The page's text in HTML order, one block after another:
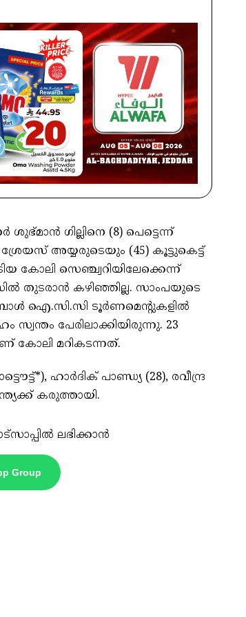
ഗില്ലിനെ (8) പെട്ടെന്ന്
അയ്യരുടെയും (45) കൂട്ടുകെട്ട്
കോലി സെഞ്ച്വറിയിലേക്കെന്ന്
തുടരാൻ കഴിഞ്ഞില്ല. സാംപയുടെ
ഐ.സി.സി ടൂർണമെന്റുകളിൽ
പേരിലാക്കിയിരുന്നു. 23
കോലി മറികടന്നത്.
ഹാർദിക് പാണ്ഡ്യ (28), രവീന്ദ്ര
കരുത്തായി.
ലഭിക്കാൻ
Group